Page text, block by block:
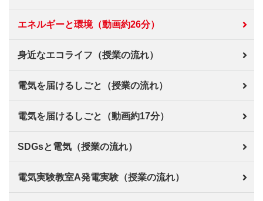
エネルギーと環境（動画約26分）
身近なエコライフ（授業の流れ）
電気を届けるしごと（授業の流れ）
電気を届けるしごと（動画約17分）
SDGsと電気（授業の流れ）
電気実験教室A発電実験（授業の流れ）